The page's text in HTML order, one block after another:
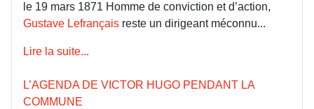
le 19 mars 1871 Homme de conviction et d’action,
Gustave Lefrançais reste un dirigeant méconnu...
Lire la suite...
L’AGENDA DE VICTOR HUGO PENDANT LA
COMMUNE